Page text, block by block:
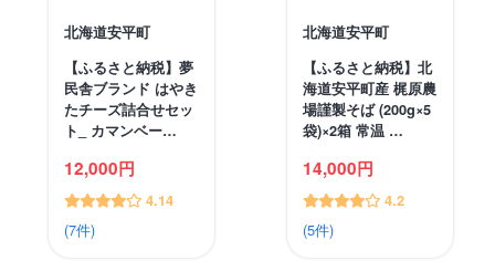
北海道安平町
【ふるさと納税】夢
民舎ブランド はやき
たチーズ詰合せセッ
ト_ カマンベー…
12,000円
4.14
(7件)
北海道安平町
【ふるさと納税】北
海道安平町産 梶原農
場謹製そば (200g×5
袋)×2箱 常温 …
14,000円
4.2
(5件)